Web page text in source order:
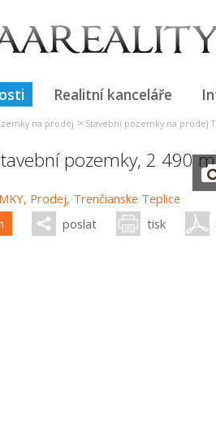
Realitní kanceláře
na prodej > Stavební pozemky na prodej
pozemky, 2 490 m
poslat tisk